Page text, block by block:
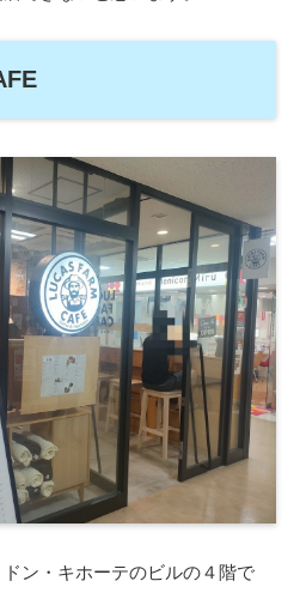
ン・キホーテのビルの４階で